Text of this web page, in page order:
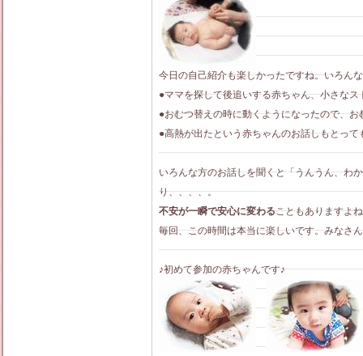
今日の自己紹介も楽しかったですね。いろん
●ママを探して後追いする赤ちゃん、小さな
●おむつ替えの時に動くようになったので、
●高熱が出たという赤ちゃんのお話しもとって
いろんな方のお話しを聞くと「うんうん、わ
り、、、、。
不安が一瞬で安心に変わることもありますよ
毎回、この時間は本当に楽しいです。みなさ
♪初めて参加の赤ちゃんです♪